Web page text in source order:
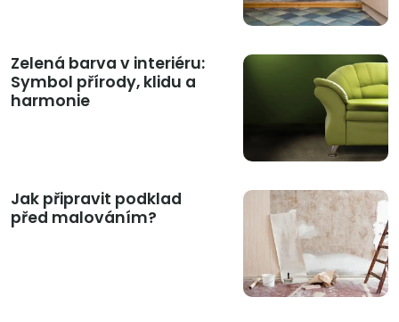
Zelená barva v interiéru:
Symbol přírody, klidu a
harmonie
Jak připravit podklad
před malováním?